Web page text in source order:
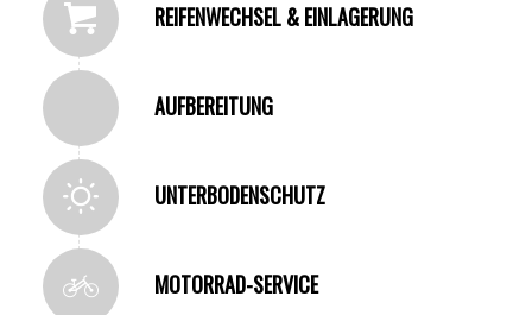
REIFENWECHSEL & EINLAGERUNG
AUFBEREITUNG
UNTERBODENSCHUTZ
MOTORRAD-SERVICE